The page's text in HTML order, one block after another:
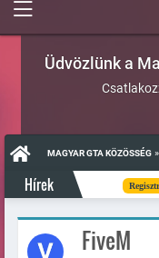
Üdvözlünk a
MAGYAR GTA KÖZÖSSÉG »
Hírek Regisztráció
FiveM